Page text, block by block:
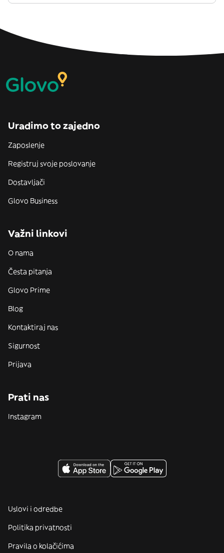
Uradimo to zajedno
Zaposlenje
Registruj svoje poslovanje
Dostavljači
Glovo Business
Važni linkovi
O nama
Česta pitanja
Glovo Prime
Blog
Kontaktiraj nas
Sigurnost
Prijava
Prati nas
Instagram
Uslovi i odredbe
Politika privatnosti
Pravila o kolačićima